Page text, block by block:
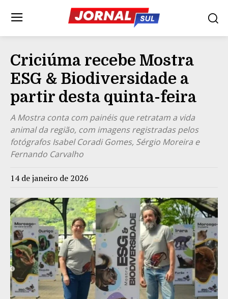
Criciúma recebe Mostra
ESG & Biodiversidade a
partir desta quinta-feira
A Mostra conta com painéis que retratam a vida
animal da região, com imagens registradas pelos
fotógrafos Isabel Coradi Gomes, Sérgio Moreira e
Fernando Carvalho
14 de janeiro de 2026